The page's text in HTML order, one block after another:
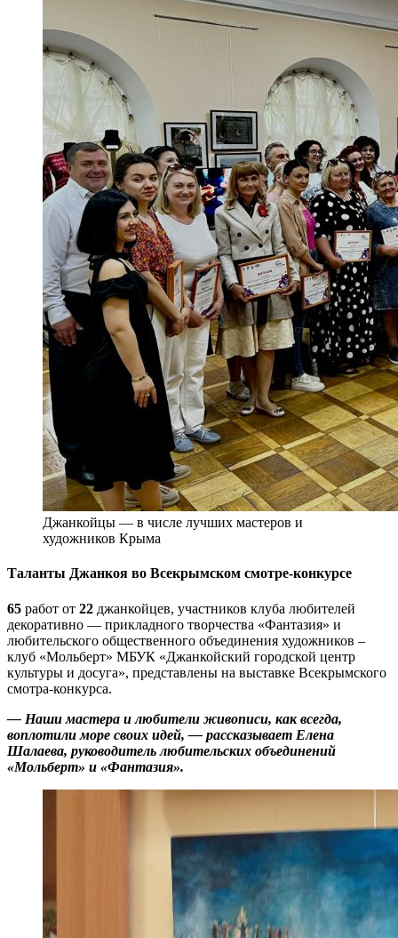
Джанкойцы — в числе лучших мастеров и
художников Крыма
Таланты Джанкоя во Всекрымском смотре-конкурсе
65 работ от 22 джанкойцев, участников клуба любителей
декоративно — прикладного творчества «Фантазия» и
любительского общественного объединения художников –
клуб «Мольберт» МБУК «Джанкойский городской центр
культуры и досуга», представлены на выставке Всекрымского
смотра-конкурса.
— Наши мастера и любители живописи, как всегда,
воплотили море своих идей, — рассказывает Елена
Шалаева, руководитель любительских объединений
«Мольберт» и «Фантазия».